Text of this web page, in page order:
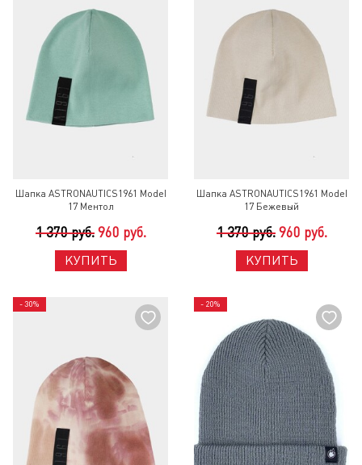
Шапка ASTRONAUTICS1961 Model
17 Ментол
1 370 руб. 960 руб.
КУПИТЬ
Шапка ASTRONAUTICS1961 Model
17 Бежевый
1 370 руб. 960 руб.
КУПИТЬ
- 30% - 20%